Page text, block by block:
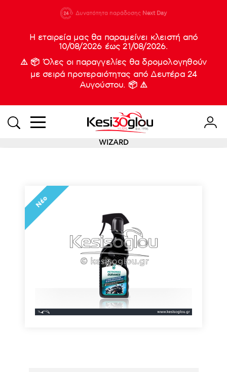
210 88 21
933
Δυνατότητα παράδοσης Next Day
Νέες
Η εταιρεία μας θα παραμείνει κλειστή από
10/08/2026 έως 21/08/2026.
⚠️ 📦 Όλες οι παραγγελίες θα δρομολογηθούν
με σειρά προτεραιότητας από Δευτέρα 24
Αυγούστου. 📦 ⚠️
WIZARD
Νέο